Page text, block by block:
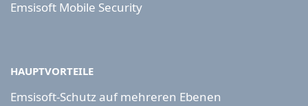
Emsisoft Mobile Security
HAUPTVORTEILE
Emsisoft-Schutz auf mehreren Ebenen